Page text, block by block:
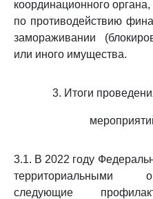
координационного
по противодействию
замораживании
или иного имущества.
3. Итоги
3.1. В 2022 году
территориальными
следующие